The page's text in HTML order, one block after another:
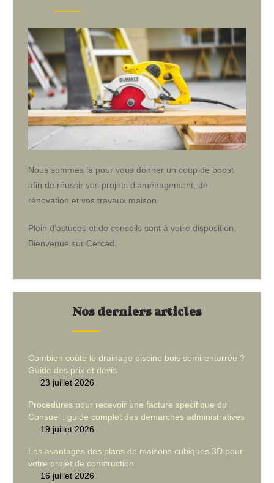
Nous sommes là pour vous donner un coup de boost
afin de réussir vos projets d’aménagement, de
rénovation et vos travaux maison.
Plein d’astuces et de conseils sont à votre disposition.
Bienvenue sur Cercad.
Nos derniers articles
Combien coûte le drainage piscine bois semi-enterrée ?
Guide des prix et devis
23 juillet 2026
Procedures pour recevoir une facture specifique du
Consuel : guide complet des demarches administratives
19 juillet 2026
Les avantages des plans de maisons cubiques 3D pour
votre projet de construction
16 juillet 2026